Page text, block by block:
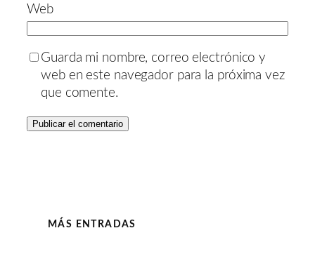
Web
Guarda mi nombre, correo electrónico y
web en este navegador para la próxima vez
que comente.
MÁS ENTRADAS